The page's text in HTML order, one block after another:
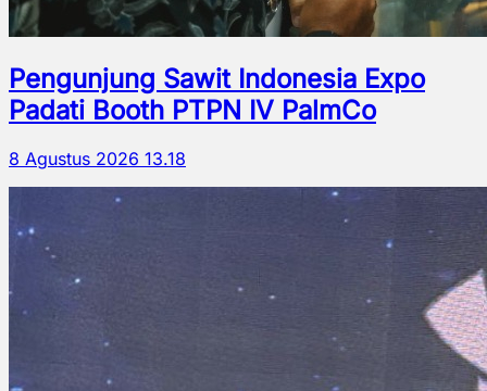
Pengunjung Sawit Indonesia Expo
Padati Booth PTPN IV PalmCo
8 Agustus 2026 13.18